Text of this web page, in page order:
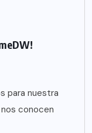
para nuestra
conocen